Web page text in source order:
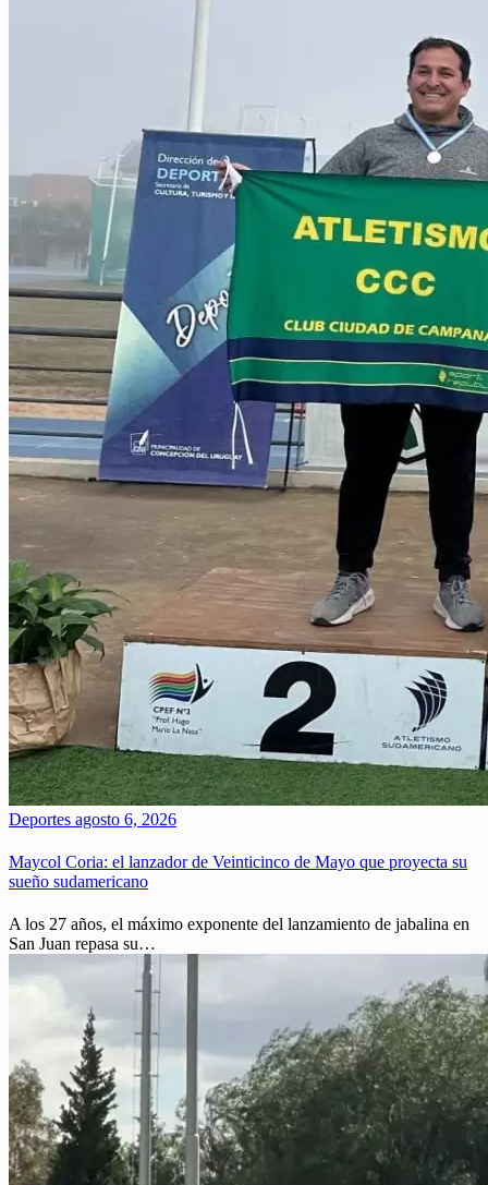
Deportes agosto 6, 2026
Maycol Coria: el lanzador de Veinticinco de Mayo que proyecta su
sueño sudamericano
A los 27 años, el máximo exponente del lanzamiento de jabalina en
San Juan repasa su…